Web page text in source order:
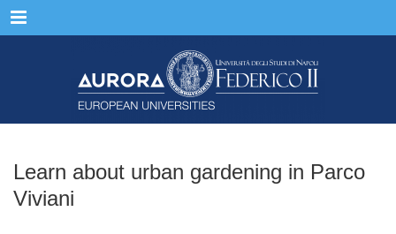
Menu
Learn about urban gardening in Parco
Viviani